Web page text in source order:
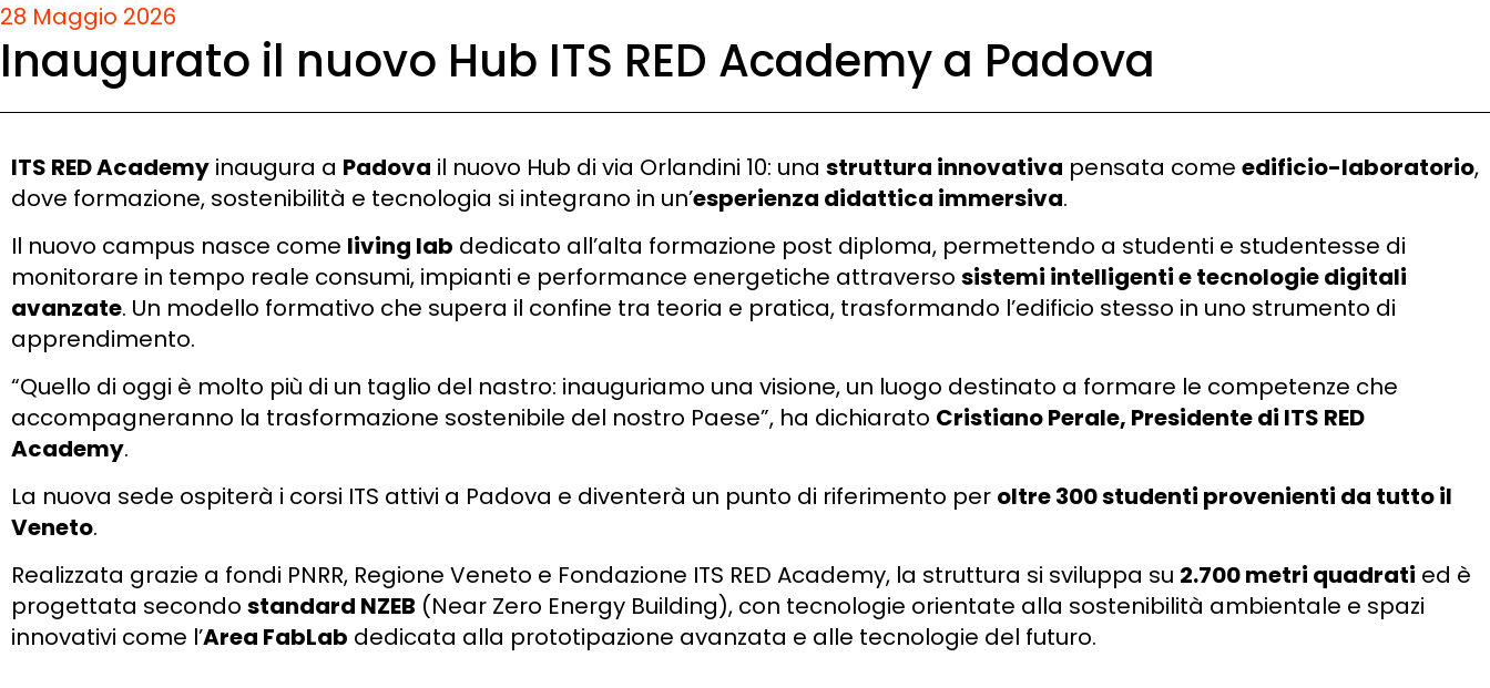
28 Maggio 2026
Inaugurato il nuovo Hub ITS RED Academy a Padova
ITS RED Academy inaugura a Padova il nuovo Hub di via Orlandini 10: una struttura innovativa pensata come edificio-laboratorio,
dove formazione, sostenibilità e tecnologia si integrano in un’esperienza didattica immersiva.
Il nuovo campus nasce come living lab dedicato all’alta formazione post diploma, permettendo a studenti e studentesse di
monitorare in tempo reale consumi, impianti e performance energetiche attraverso sistemi intelligenti e tecnologie digitali
avanzate. Un modello formativo che supera il confine tra teoria e pratica, trasformando l’edificio stesso in uno strumento di
apprendimento.
“Quello di oggi è molto più di un taglio del nastro: inauguriamo una visione, un luogo destinato a formare le competenze che
accompagneranno la trasformazione sostenibile del nostro Paese”, ha dichiarato Cristiano Perale, Presidente di ITS RED
Academy.
La nuova sede ospiterà i corsi ITS attivi a Padova e diventerà un punto di riferimento per oltre 300 studenti provenienti da tutto il
Veneto.
Realizzata grazie a fondi PNRR, Regione Veneto e Fondazione ITS RED Academy, la struttura si sviluppa su 2.700 metri quadrati ed è
progettata secondo standard NZEB (Near Zero Energy Building), con tecnologie orientate alla sostenibilità ambientale e spazi
innovativi come l’Area FabLab dedicata alla prototipazione avanzata e alle tecnologie del futuro.